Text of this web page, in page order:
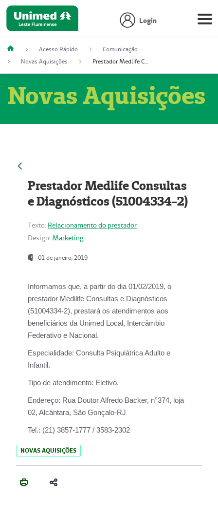
Login
Acesso Rápido
Comunicação
Novas Aquisições
Prestador Medlife Consultas e Diagnósticos (51004334-2)
Novas Aquisições
Prestador Medlife Consultas
e Diagnósticos (51004334-2)
Texto: Relacionamento do prestador
Design: Marketing
01 de janeiro, 2019
Informamos que, a partir do dia 01/02/2019, o
prestador Medilife Consultas e Diagnósticos
(51004334-2), prestará os atendimentos aos
beneficiários da Unimed Local, Intercâmbio
Federativo e Nacional.
Especialidade: Consulta Psiquiátrica Adulto e
Infantil.
Tipo de atendimento: Eletivo.
Endereço: Rua Doutor Alfredo Backer, n°374, loja
02, Alcântara, São Gonçalo-RJ
Tel.: (21) 3857-1777 / 3583-2302
NOVAS AQUISIÇÕES